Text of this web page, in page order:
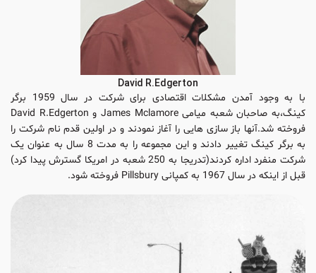
David R.Edgerton
با به وجود آمدن مشکلات اقتصادی برای شرکت در سال 1959 برگر
کینگ،به صاحبان شعبه میامی James Mclamore و David R.Edgerton
فروخته شد.آنها باز سازی هایی را آغاز نمودند و در اولین قدم نام شرکت را
به برگر کینگ تغییر دادند و این مجموعه را به مدت 8 سال به عنوان یک
شرکت منفرد اداره کردند(تدریجا به 250 شعبه در امریکا گسترش پیدا کرد)
قبل از اینکه در سال 1967 به کمپانی Pillsbury فروخته شود.